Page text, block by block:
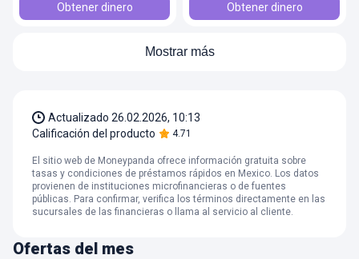
Obtener dinero Obtener dinero
Mostrar más
Actualizado 26.02.2026, 10:13
Calificación del producto
4.71
El sitio web de Moneypanda ofrece información gratuita sobre
tasas y condiciones de préstamos rápidos en Mexico. Los datos
provienen de instituciones microfinancieras o de fuentes
públicas. Para confirmar, verifica los términos directamente en las
sucursales de las financieras o llama al servicio al cliente.
Ofertas del mes